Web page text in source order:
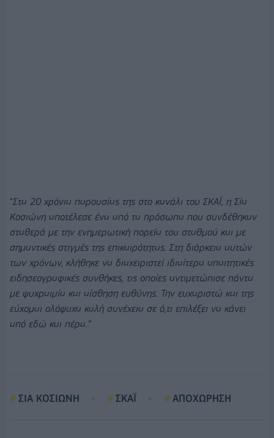
“Στα 20 χρόνια παρουσίας της στο κανάλι του ΣΚΑΪ, η Σία
Κοσιώνη αποτέλεσε ένα από τα πρόσωπα που συνδέθηκαν
σταθερά με την ενημερωτική πορεία του σταθμού και με
σημαντικές στιγμές της επικαιρότητας. Στη διάρκεια αυτών
των χρόνων, κλήθηκε να διαχειριστεί ιδιαίτερα απαιτητικές
ειδησεογραφικές συνθήκες, τις οποίες αντιμετώπισε πάντα
με ψυχραιμία και αίσθηση ευθύνης. Την ευχαριστώ και της
εύχομαι ολόψυχα καλή συνέχεια σε ό,τι επιλέξει να κάνει
από εδώ και πέρα.”
ΣΙΑ ΚΟΣΙΩΝΗ ΣΚΑΪ ΑΠΟΧΩΡΗΣΗ